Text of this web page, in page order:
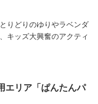
りどりのゆりやラベンダ
キッズ大興奮のアクティ
エリア「ぱんたんパ